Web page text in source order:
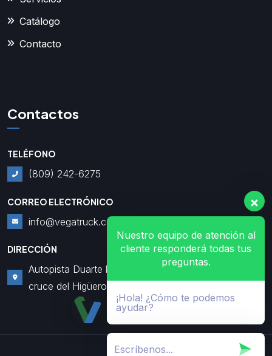
Catálogo
Contacto
Contactos
TELÉFONO
(809) 242-6275
CORREO ELECTRÓNICO
info@vegatruck.com
DIRECCIÓN
Autopista Duarte km3
cruce del Higüero
Nuestro equipo de atención al
cliente responderá todas tus
preguntas.
¡Hola! ¿Cómo te podemos
ayudar?